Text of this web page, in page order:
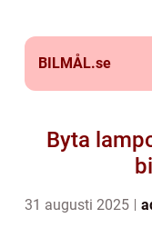
BILMÅL.se
Byta
31 augusti 2025